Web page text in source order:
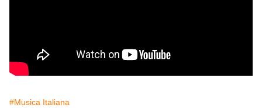
#Musica Italiana